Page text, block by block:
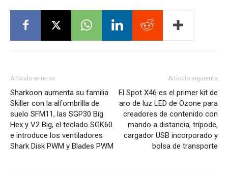
Artículo anterior
Sharkoon aumenta su familia
Skiller con la alfombrilla de
suelo SFM11, las SGP30 Big
Hex y V2 Big, el teclado SGK60
e introduce los ventiladores
Shark Disk PWM y Blades PWM
Artículo siguiente
El Spot X46 es el primer kit de
aro de luz LED de Ozone para
creadores de contenido con
mando a distancia, trípode,
cargador USB incorporado y
bolsa de transporte